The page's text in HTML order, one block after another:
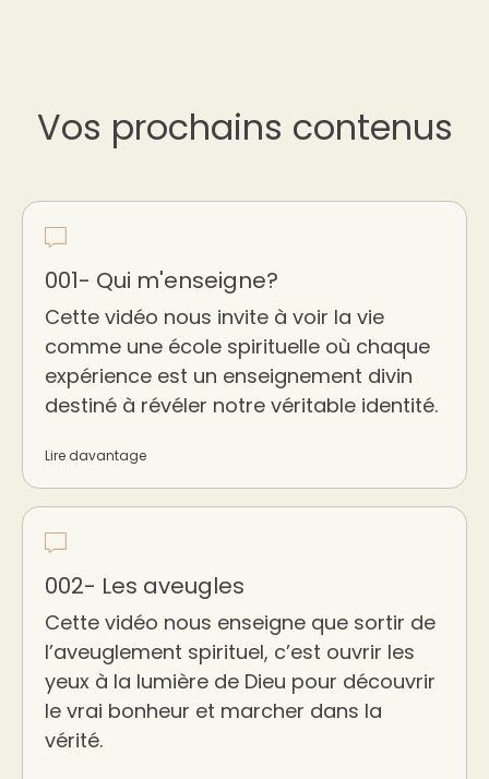
Vos prochains contenus
001- Qui m'enseigne?
Cette vidéo nous invite à voir la vie
comme une école spirituelle où chaque
expérience est un enseignement divin
destiné à révéler notre véritable identité.
Lire davantage
002- Les aveugles
Cette vidéo nous enseigne que sortir de
l’aveuglement spirituel, c’est ouvrir les
yeux à la lumière de Dieu pour découvrir
le vrai bonheur et marcher dans la
vérité.